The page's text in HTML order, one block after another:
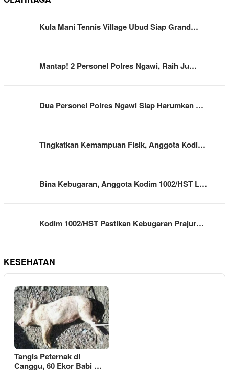
Kula Mani Tennis Village Ubud Siap Grand…
Mantap! 2 Personel Polres Ngawi, Raih Ju…
Dua Personel Polres Ngawi Siap Harumkan …
Tingkatkan Kemampuan Fisik, Anggota Kodi…
Bina Kebugaran, Anggota Kodim 1002/HST L…
Kodim 1002/HST Pastikan Kebugaran Prajur…
KESEHATAN
Tangis Peternak di
Canggu, 60 Ekor Babi …